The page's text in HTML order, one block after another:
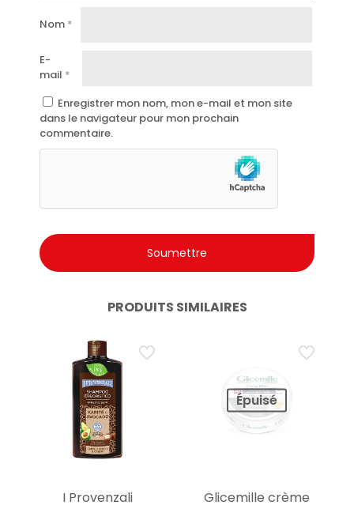
Nom *
E-
mail *
Enregistrer mon nom, mon e-mail et mon site
dans le navigateur pour mon prochain
commentaire.
PRODUITS SIMILAIRES
I Provenzali
Épuisé
Glicemille crème